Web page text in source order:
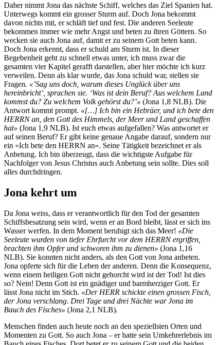
Daher nimmt Jona das nächste Schiff, welches das Ziel Spanien hat.
Unterwegs kommt ein grosser Sturm auf. Doch Jona bekommt
davon nichts mit, er schläft tief und fest. Die anderen Seeleute
bekommen immer wie mehr Angst und beten zu ihren Göttern. So
wecken sie auch Jona auf, damit er zu seinem Gott beten kann.
Doch Jona erkennt, dass er schuld am Sturm ist. In dieser
Begebenheit geht zu schnell etwas unter, ich muss zwar die
gesamten vier Kapitel gerafft darstellen, aber hier möchte ich kurz
verweilen. Denn als klar wurde, das Jona schuld war, stellen sie
Fragen. «’Sag uns doch, warum dieses Unglück über uns
hereinbricht’, sprachen sie. ‘Was ist dein Beruf? Aus welchem Land
kommst du? Zu welchem Volk gehörst du?’» (Jona 1,8 NLB). Die
Antwort kommt prompt. «[…] Ich bin ein Hebräer, und ich bete den
HERRN an, den Gott des Himmels, der Meer und Land geschaffen
hat» (Jona 1,9 NLB). Ist euch etwas aufgefallen? Was antwortet er
auf seinen Beruf? Er gibt keine genaue Angabe darauf, sondern nur
ein «Ich bete den HERRN an». Seine Tätigkeit bezeichnet er als
Anbetung. Ich bin überzeugt, dass die wichtigste Aufgabe für
Nachfolger von Jesus Christus auch Anbetung sein sollte. Dies soll
alles durchdringen.
Jona kehrt um
Da Jona weiss, dass er verantwortlich für den Tod der gesamten
Schiffsbesatzung sein wird, wenn er an Bord bleibt, lässt er sich ins
Wasser werfen. In dem Moment beruhigt sich das Meer! «Die
Seeleute wurden von tiefer Ehrfurcht vor dem HERRN ergriffen,
brachten ihm Opfer und schworen ihm zu dienen» (Jona 1,16
NLB). Sie konnten nicht anders, als den Gott von Jona anbeten.
Jona opferte sich für die Leben der anderen. Denn die Konsequenz,
wenn einem heiligen Gott nicht gehorcht wird ist der Tod! Ist dies
so? Nein! Denn Gott ist ein gnädiger und barmherziger Gott. Er
lässt Jona nicht im Stich. «Der HERR schickte einen grossen Fisch,
der Jona verschlang. Drei Tage und drei Nächte war Jona im
Bauch des Fisches» (Jona 2,1 NLB).
Menschen finden auch heute noch an den speziellsten Orten und
Momenten zu Gott. So auch Jona – er hatte sein Umkehrerlebnis im